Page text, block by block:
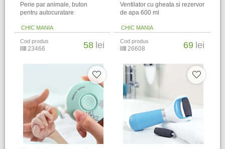
Perie par animale, buton
pentru autocuratare
CHIC MANIA
Cod produs
23466 58 lei
Ventilator cu gheata si rezervor
de apa 600 ml
CHIC MANIA
Cod produs
26608 69 lei